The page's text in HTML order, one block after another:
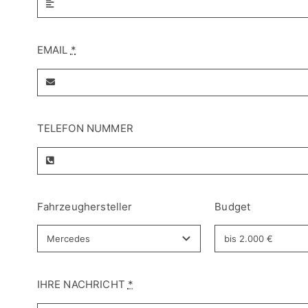
EMAIL *
TELEFON NUMMER
Fahrzeughersteller Budget
IHRE NACHRICHT *